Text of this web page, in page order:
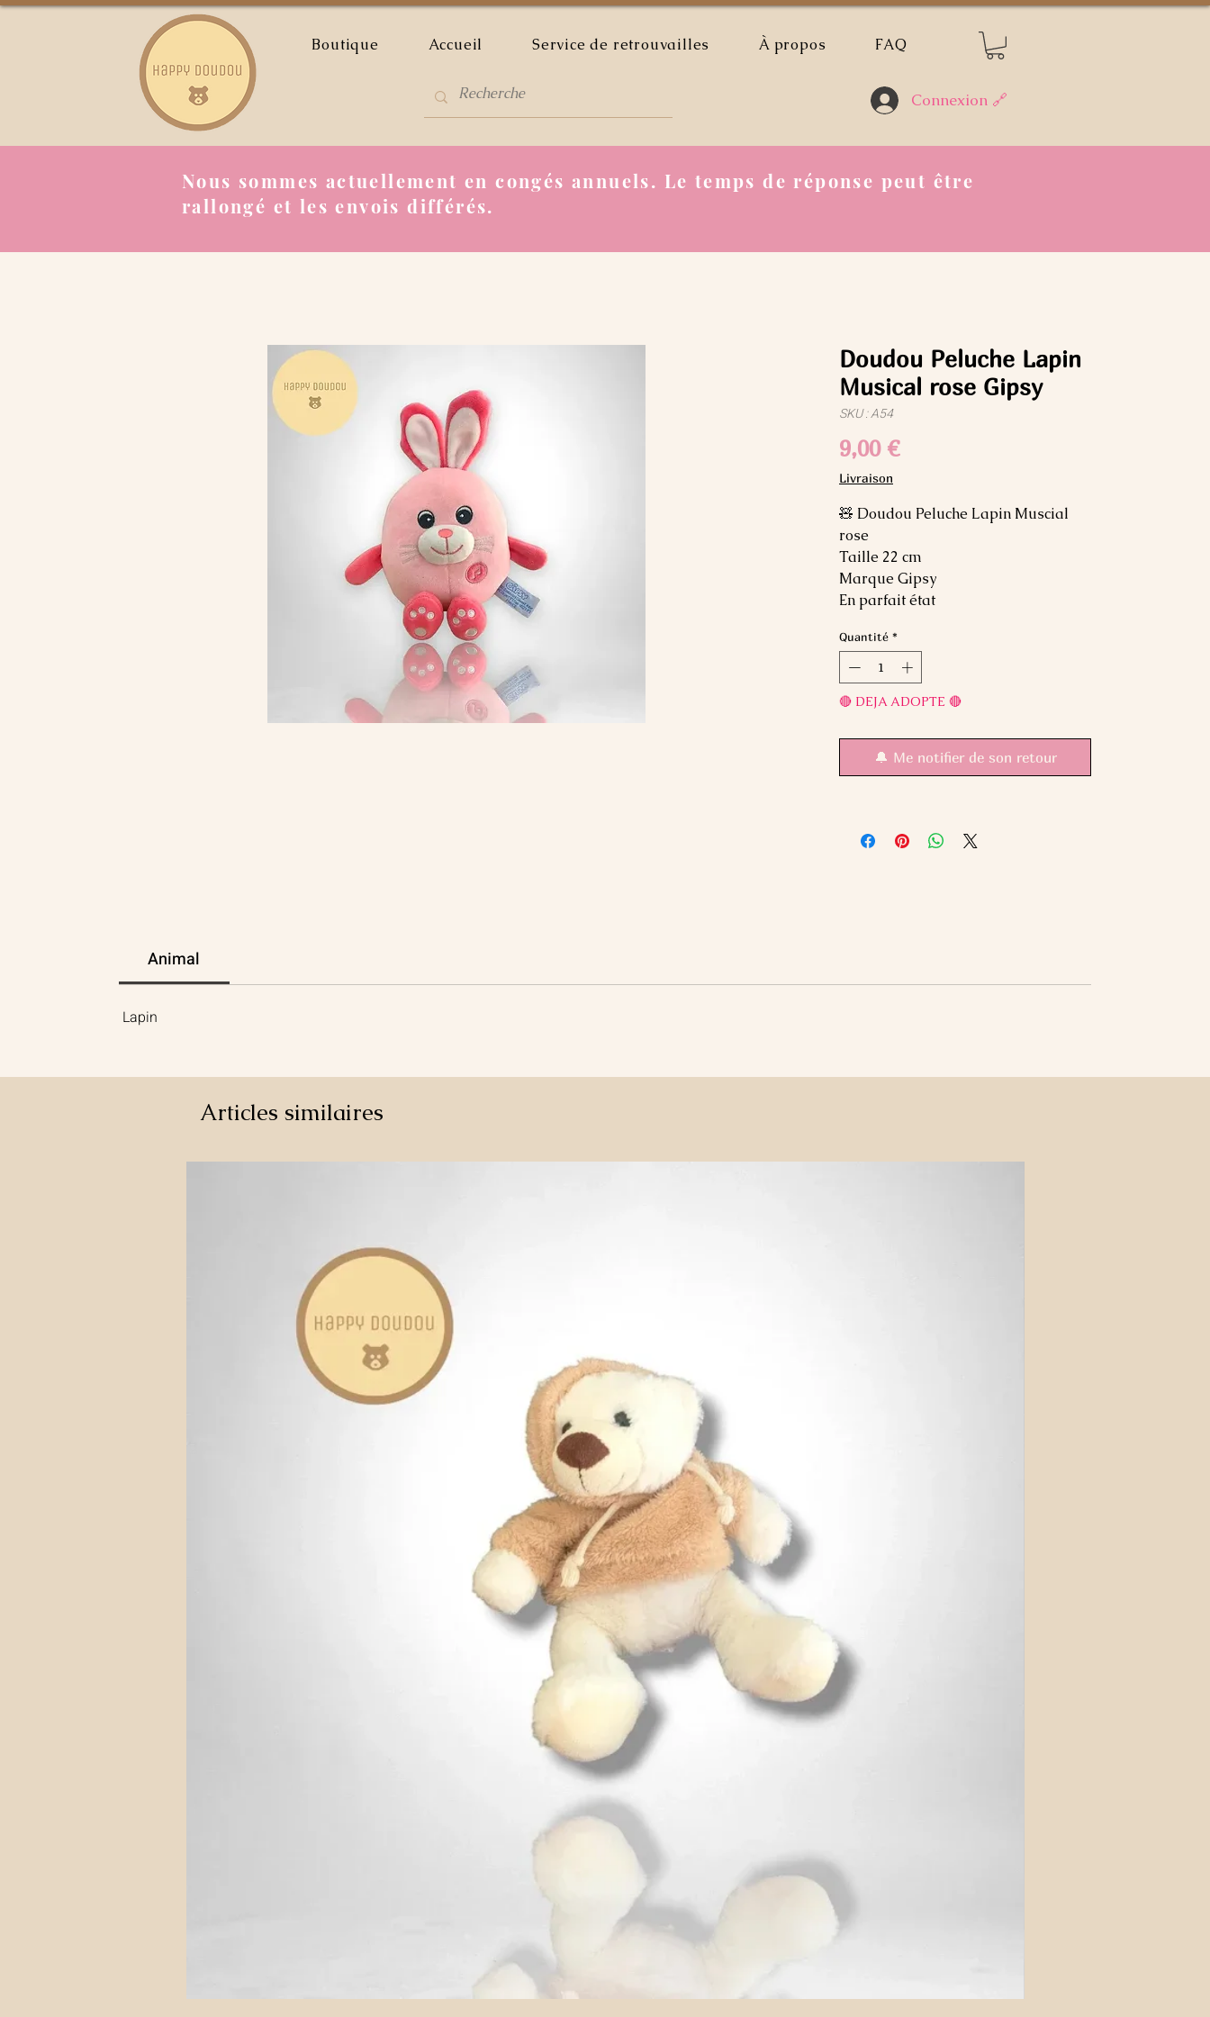
Boutique Accueil Service de retrouvailles À propos FAQ
Connexion 🔗
Nous sommes actuellement en congés annuels. Le temps de réponse peut être
rallongé et les envois différés.
Doudou Peluche Lapin
Musical rose Gipsy
SKU : A54
9,00 €Prix
Livraison
🧸 Doudou Peluche Lapin Muscial
rose
Taille 22 cm
Marque Gipsy
En parfait état
Quantité *
🔴 DEJA ADOPTE 🔴
🔔 Me notifier de son retour
Animal
Lapin
Articles similaires